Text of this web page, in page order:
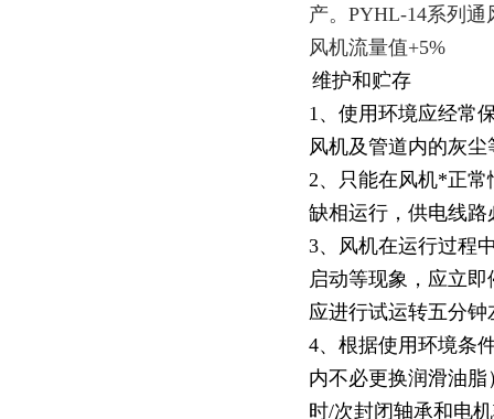
产。PYHL-14系列
风机流量值+5%
维护和贮存
1、使用环境应经常
风机及管道内的灰尘
2、只能在风机*正
缺相运行，供电线
3、风机在运行过程
启动等现象，应立
应进行试运转五分
4、根据使用环境条
内不必更换润滑油
时/次封闭轴承和电